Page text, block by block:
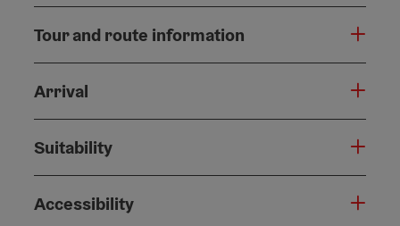
Tour and route information
Arrival
Suitability
Accessibility